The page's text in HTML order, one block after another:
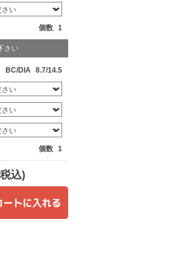
個数 1
さい
BC/DIA 8.7/14.5
個数 1
込)